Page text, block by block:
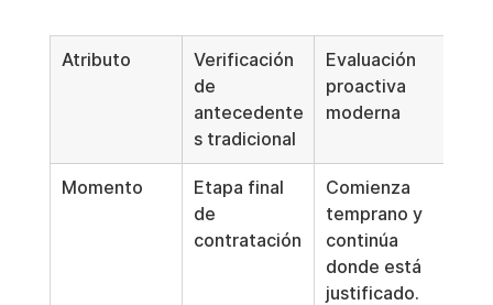
Atributo
Verificación
de
antecedente
s tradicional
Evaluación
proactiva
moderna
Momento
Etapa final
de
contratación
Comienza
temprano y
continúa
donde está
justificado.